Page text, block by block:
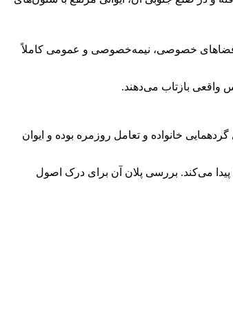
فضاهای خصوصی، نیمه‌خصوصی و عمومی کاملاً
واقعی بازتاب می‌دهند.
خانواده و تعامل روزمره بوده و ایوان
پیدا می‌کند. بررسی پلان آن برای درک اصول